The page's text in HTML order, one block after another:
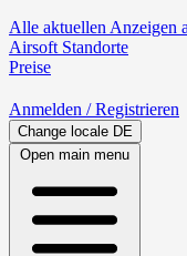
Alle aktuellen Anzeigen
Airsoft Standorte
Preise
Anmelden / Registrieren
Change locale DE
Open main menu